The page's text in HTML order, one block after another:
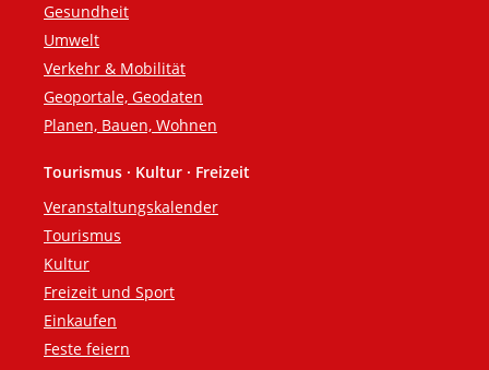
Gesundheit
Umwelt
Verkehr & Mobilität
Geoportale, Geodaten
Planen, Bauen, Wohnen
Tourismus · Kultur · Freizeit
Veranstaltungskalender
Tourismus
Kultur
Freizeit und Sport
Einkaufen
Feste feiern